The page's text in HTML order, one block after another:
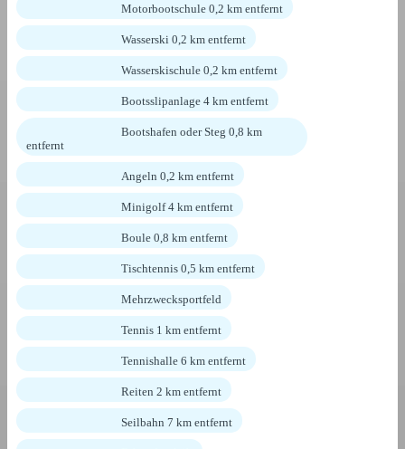
Motorbootschule 0,2 km entfernt
Wasserski 0,2 km entfernt
Wasserskischule 0,2 km entfernt
Bootsslipanlage 4 km entfernt
Bootshafen oder Steg 0,8 km
entfernt
Angeln 0,2 km entfernt
Minigolf 4 km entfernt
Boule 0,8 km entfernt
Tischtennis 0,5 km entfernt
Mehrzwecksportfeld
Tennis 1 km entfernt
Tennishalle 6 km entfernt
Reiten 2 km entfernt
Seilbahn 7 km entfernt